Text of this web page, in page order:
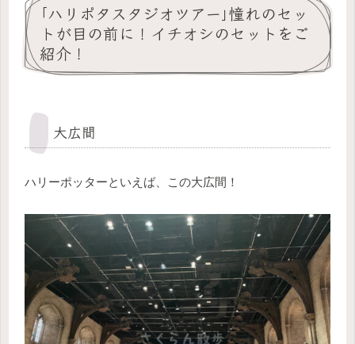
｢ハリポタスタジオツアー｣憧れのセッ
トが目の前に！イチオシのセットをご
紹介！
大広間
ハリーポッターといえば、この大広間！